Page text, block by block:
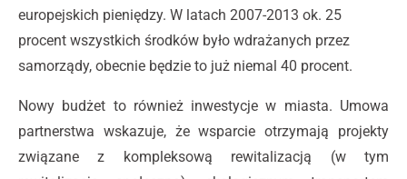
europejskich pieniędzy. W latach 2007-2013 ok. 25
procent wszystkich środków było wdrażanych przez
samorządy, obecnie będzie to już niemal 40 procent.
Nowy budżet to również inwestycje w miasta. Umowa
partnerstwa wskazuje, że wsparcie otrzymają projekty
związane z kompleksową rewitalizacją (w tym